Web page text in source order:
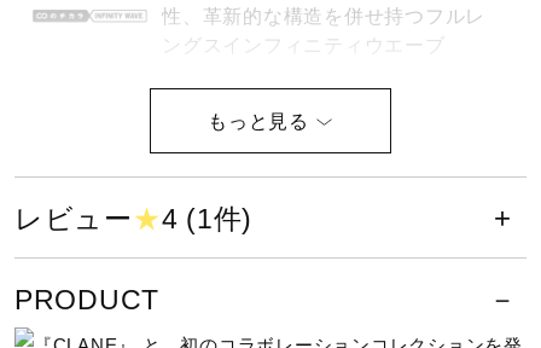
取扱店一覧
性、革新的な構造を併せ持つフルレ
ングスインフィニティウエーブ
軽さとクッション性に優れたミッド
耐久性に優れたアウトソール素材
レビュー★4 (1件)
PRODUCT